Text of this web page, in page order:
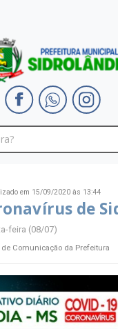
em 15/09/2020 às 13:44
de
feira (08/07)
Comunicação da Prefeitura